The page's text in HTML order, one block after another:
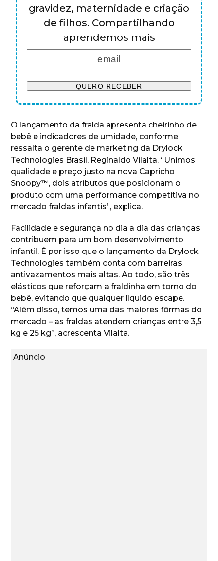
gravidez, maternidade e criação
de filhos. Compartilhando
aprendemos mais
O lançamento da fralda apresenta cheirinho de
bebê e indicadores de umidade, conforme
ressalta o gerente de marketing da Drylock
Technologies Brasil, Reginaldo Vilalta. “Unimos
qualidade e preço justo na nova Capricho
Snoopy™, dois atributos que posicionam o
produto com uma performance competitiva no
mercado fraldas infantis”, explica.
Facilidade e segurança no dia a dia das crianças
contribuem para um bom desenvolvimento
infantil. É por isso que o lançamento da Drylock
Technologies também conta com barreiras
antivazamentos mais altas. Ao todo, são três
elásticos que reforçam a fraldinha em torno do
bebê, evitando que qualquer líquido escape.
“Além disso, temos uma das maiores fôrmas do
mercado – as fraldas atendem crianças entre 3,5
kg e 25 kg”, acrescenta Vilalta.
Anúncio